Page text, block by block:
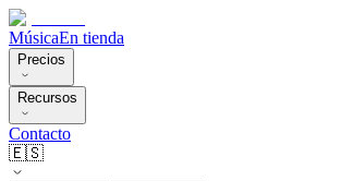
MúsicaEn tienda
Precios
Recursos
Contacto
🇪🇸